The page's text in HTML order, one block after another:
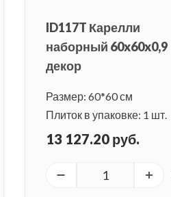
ID117T Карелли
наборный 60x60x0,9
декор
Размер: 60*60 см
Плиток в упаковке: 1 шт.
13 127.20 руб.